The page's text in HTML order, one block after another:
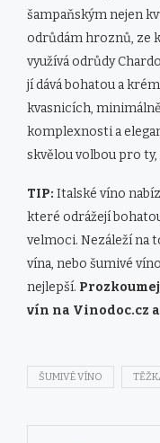
šampaňským nejen
odrůdám hroznů, ze
využívá odrůdy
jí dává bohatou a
kvasnicích,
komplexnosti a
skvělou volbou pro
TIP: Italské víno
které odrážejí
velmoci. Nezáleží na
vína, nebo šumivé
nejlepší.
vín na Vinodoc.cz
ŠUMIVÉ VÍNO